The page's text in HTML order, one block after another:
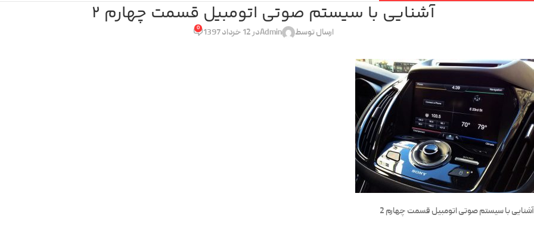
آشنایی با سیستم صوتی اتومبیل قسمت چهارم 2
ارسال توسط Adminدر 12 خرداد 1397 0
آشنایی با سیستم صوتی اتومبیل قسمت چهارم 2